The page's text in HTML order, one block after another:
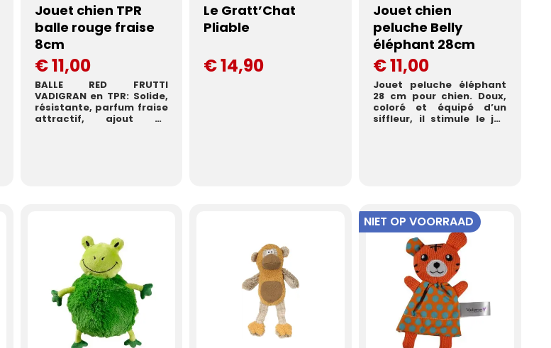
Jouet chien TPR
balle rouge fraise
8cm
€ 11,00
BALLE RED FRUTTI
VADIGRAN en TPR: Solide,
résistante, parfum fraise
attractif, ajout de
Le Gratt’Chat
Pliable
€ 14,90
Jouet chien
peluche Belly
éléphant 28cm
€ 11,00
Jouet peluche éléphant
28 cm pour chien. Doux,
coloré et équipé d’un
siffleur, il stimule le jeu
NIET OP VOORRAAD